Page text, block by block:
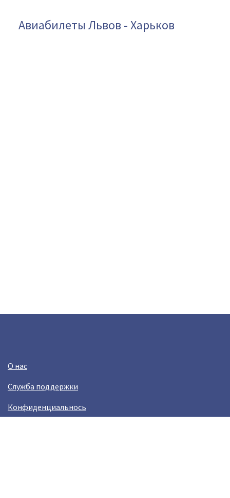
Авиабилеты Львов - Харьков
О нас
Служба поддержки
Конфиденциальнось